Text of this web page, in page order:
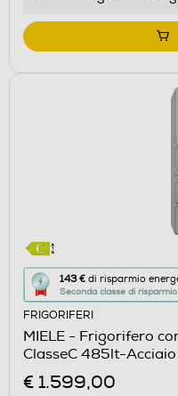
Youreko.
143 € di risparmio
Seconda classe di risparmio
Questa
azione
aprirà
il
Calcolatore
di
FRIGORIFERI
MIELE - Frigorifero
ClasseC 485lt-
€ 1.599,00